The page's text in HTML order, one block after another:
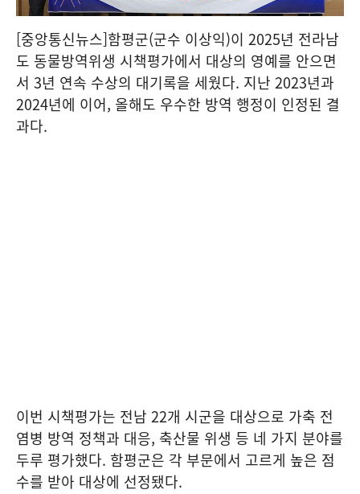
[중앙통신뉴스]함평군(군수 이상익)이 2025년 전라남
도 동물방역위생 시책평가에서 대상의 영예를 안으면
서 3년 연속 수상의 대기록을 세웠다. 지난 2023년과
2024년에 이어, 올해도 우수한 방역 행정이 인정된 결
과다.
이번 시책평가는 전남 22개 시군을 대상으로 가축 전
염병 방역 정책과 대응, 축산물 위생 등 네 가지 분야를
두루 평가했다. 함평군은 각 부문에서 고르게 높은 점
수를 받아 대상에 선정됐다.